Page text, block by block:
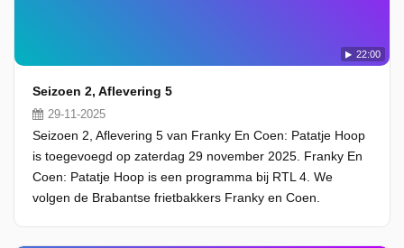
22:00
Seizoen 2, Aflevering 5
29-11-2025
Seizoen 2, Aflevering 5 van Franky En Coen: Patatje Hoop
is toegevoegd op zaterdag 29 november 2025. Franky En
Coen: Patatje Hoop is een programma bij RTL 4. We
volgen de Brabantse frietbakkers Franky en Coen.